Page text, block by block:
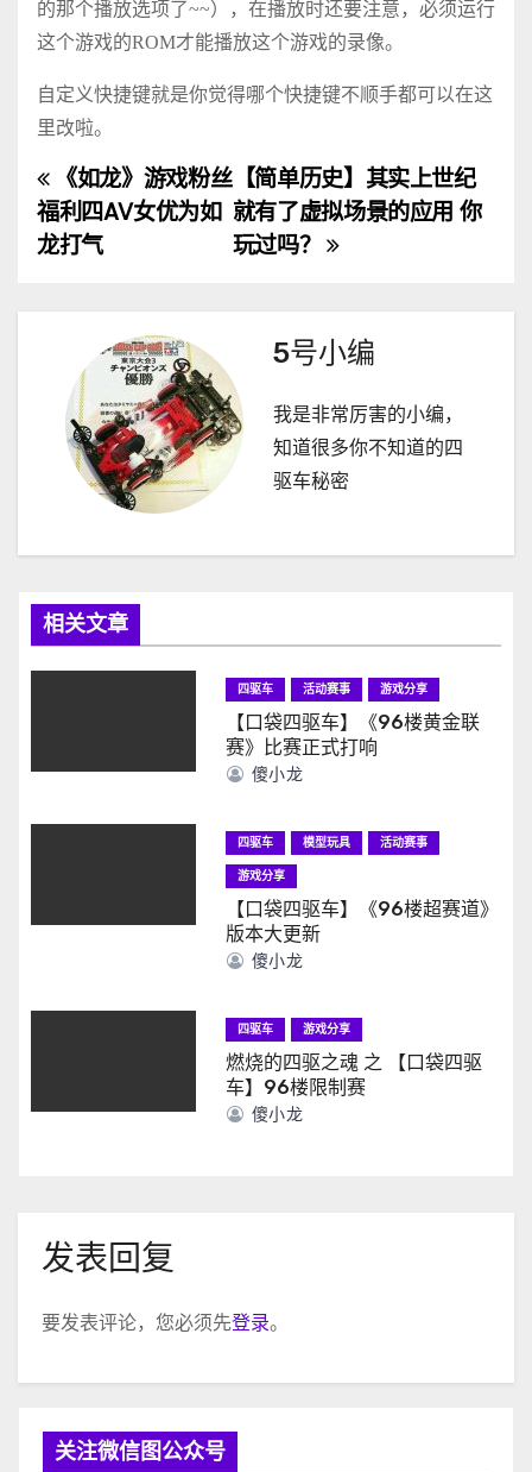
的那个播放选项了~~），在播放时还要注意，必须运行
这个游戏的ROM才能播放这个游戏的录像。
自定义快捷键就是你觉得哪个快捷键不顺手都可以在这
里改啦。
文
章
【简单历史】其实上世纪
就有了虚拟场景的应用 你
玩过吗？
《如龙》游戏粉丝
福利四AV女优为如
龙打气
5号小编
我是非常厉害的小编，
知道很多你不知道的四
驱车秘密
相关文章
四驱车 活动赛事 游戏分享
【口袋四驱车】《96楼黄金联
赛》比赛正式打响
傻小龙
四驱车 模型玩具
活动赛事
游戏分享
【口袋四驱车】《96楼超赛道》
版本大更新
傻小龙
四驱车 游戏分享
燃烧的四驱之魂 之 【口袋四驱
车】96楼限制赛
傻小龙
发表回复
要发表评论，您必须先登录。
关注微信图公众号